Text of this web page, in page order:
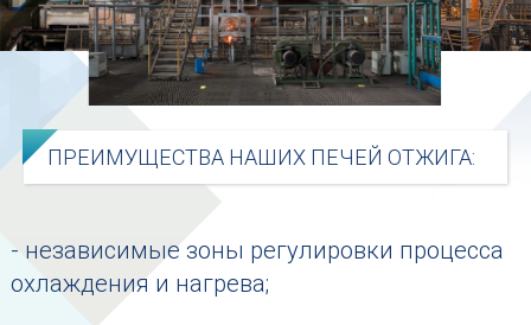
ПРЕИМУЩЕСТВА НАШИХ ПЕЧЕЙ ОТЖИГА:
- независимые зоны регулировки процесса
охлаждения и нагрева;